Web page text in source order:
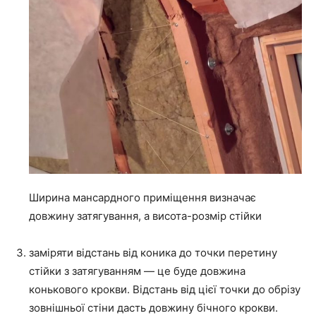
Ширина мансардного приміщення визначає
довжину затягування, а висота-розмір стійки
заміряти відстань від коника до точки перетину
стійки з затягуванням — це буде довжина
конькового крокви. Відстань від цієї точки до обрізу
зовнішньої стіни дасть довжину бічного крокви.